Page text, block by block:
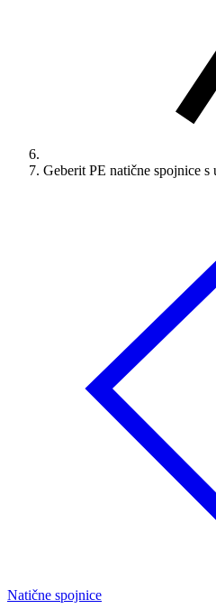
Geberit PE natične spojnice s
Natične spojnice